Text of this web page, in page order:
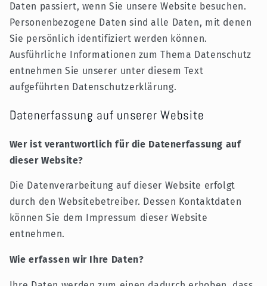
Daten passiert, wenn Sie unsere Website besuchen.
Personenbezogene Daten sind alle Daten, mit denen
Sie persönlich identifiziert werden können.
Ausführliche Informationen zum Thema Datenschutz
entnehmen Sie unserer unter diesem Text
aufgeführten Datenschutzerklärung.
Datenerfassung auf unserer Website
Wer ist verantwortlich für die Datenerfassung auf
dieser Website?
Die Datenverarbeitung auf dieser Website erfolgt
durch den Websitebetreiber. Dessen Kontaktdaten
können Sie dem Impressum dieser Website
entnehmen.
Wie erfassen wir Ihre Daten?